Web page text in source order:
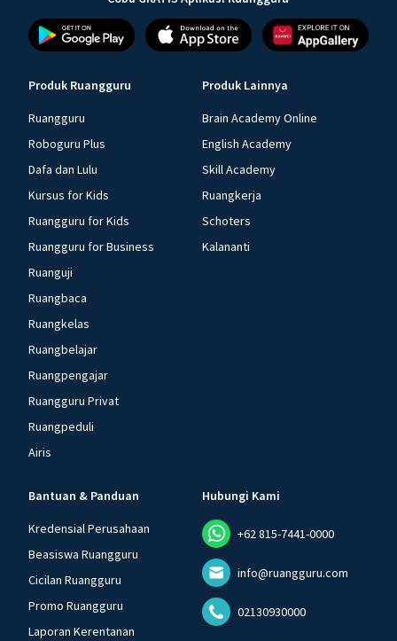
Produk Ruangguru
Ruangguru
Roboguru Plus
Dafa dan Lulu
Kursus for Kids
Ruangguru for Kids
Ruangguru for Business
Ruanguji
Ruangbaca
Ruangkelas
Ruangbelajar
Ruangpengajar
Ruangguru Privat
Ruangpeduli
Airis
Produk Lainnya
Brain Academy Online
English Academy
Skill Academy
Ruangkerja
Schoters
Kalananti
Bantuan & Panduan
Kredensial Perusahaan
Beasiswa Ruangguru
Cicilan Ruangguru
Promo Ruangguru
Laporan Kerentanan
Hubungi Kami
+62 815-7441-0000
info@ruangguru.com
02130930000